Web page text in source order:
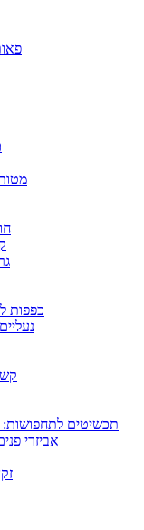
כפפות
תכשיטים לתחפושות:
אביזרי